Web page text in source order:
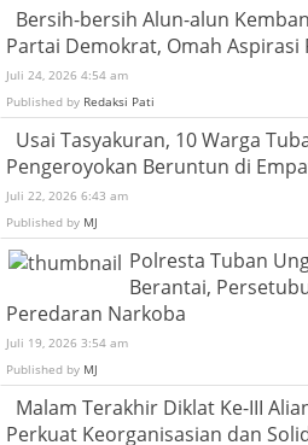
Bersih-bersih Alun-alun
Partai Demokrat, Omah Aspirasi
Juli 24, 2026 4:54 am
Published by Redaksi Pati
Usai Tasyakuran, 10 Warga
Pengeroyokan Beruntun di
Juli 22, 2026 6:43 am
Published by MJ
Polresta Tuban
Berantai,
Peredaran Narkoba
Juli 19, 2026 3:54 am
Published by MJ
Malam Terakhir Diklat Ke-III
Perkuat Keorganisasian dan